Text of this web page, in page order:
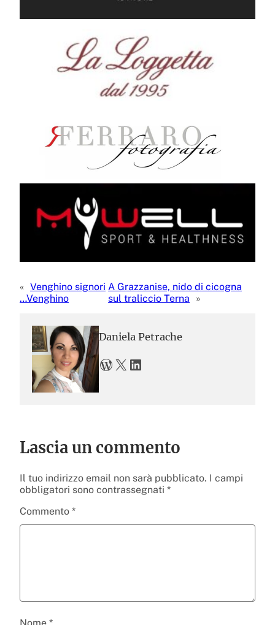
« Venghino signori
…Venghino
A Grazzanise, nido di cicogna
sul traliccio Terna
»
Daniela Petrache
WordPress X LinkedIn
Lascia un commento
Il tuo indirizzo email non sarà pubblicato. I campi
obbligatori sono contrassegnati *
Commento *